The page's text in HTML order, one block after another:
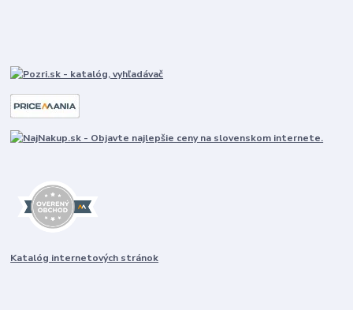
Katalóg internetových stránok